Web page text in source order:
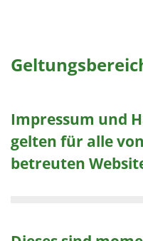
Impressum und
gelten für alle
betreuten